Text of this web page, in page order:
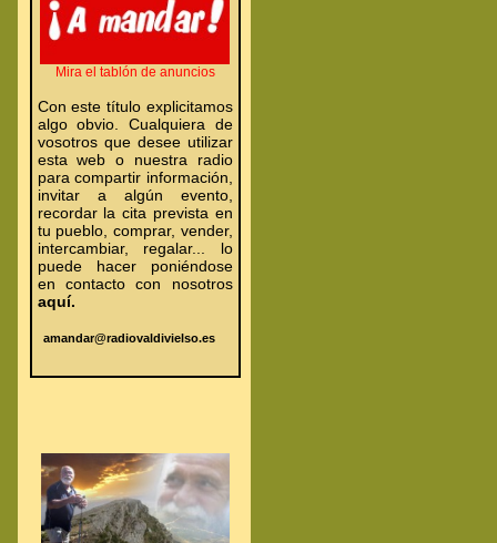
Mira el tablón de anuncios
Con este título explicitamos
algo obvio. Cualquiera de
vosotros que desee utilizar
esta web o nuestra radio
para compartir información,
invitar a algún evento,
recordar la cita prevista en
tu pueblo, comprar, vender,
intercambiar, regalar... lo
puede hacer poniéndose
en contacto con nosotros
aquí.
amandar@radiovaldivielso.es